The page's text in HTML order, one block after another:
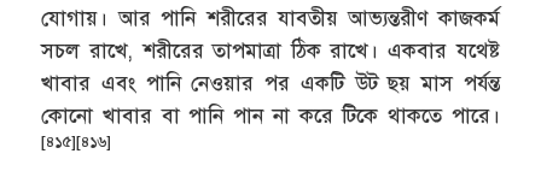
যোগায়। আর পানি শরীরের যাবতীয় আভ্যন্তরীণ কাজকর্ম
সচল রাখে, শরীরের তাপমাত্রা ঠিক রাখে। একবার যথেষ্ট
খাবার এবং পানি নেওয়ার পর একটি উট ছয় মাস পর্যন্ত
কোনো খাবার বা পানি পান না করে টিকে থাকতে পারে।
[৪১৫][৪১৬]